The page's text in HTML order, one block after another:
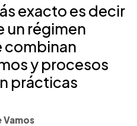
exacto es decir
un régimen
combinan
y procesos
prácticas